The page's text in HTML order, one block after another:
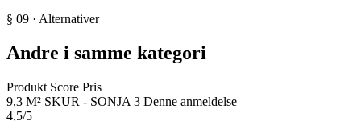
§ 09 · Alternativer
Andre i samme kategori
Produkt Score Pris
9,3 M² SKUR - SONJA 3 Denne anmeldelse
4,5/5